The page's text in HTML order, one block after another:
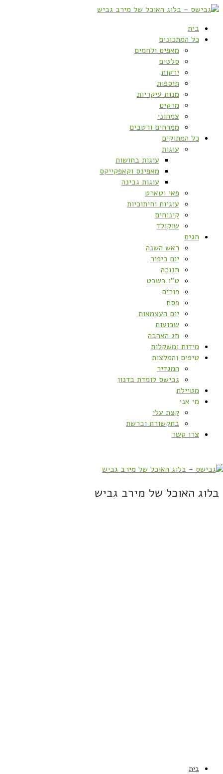
בית
כל המתכונים
מאפים ולחמים
סלטים
ירקות
תוספות
מנות עיקריות
מרקים
צמחוני
ממרחים ורטבים
כל המתוקים
עוגות
עוגות בחושות
מאפינס וקאפקייקס
עוגות גבינה
פאי וטארט
עוגיות וחיתוכיות
קינוחים
שוקולד
חגים
ראש השנה
יום כיפור
חנוכה
ט”ו בשבט
פורים
פסח
יום העצמאות
שבועות
חג האהבה
מידות ומשקלות
טיפים והמלצות
המגדיר
גבישס לומדת בדנון
מטיילת
מי אני
קצת עלי
בתקשורת וברשת
צרו קשר
בלוג האוכל של מירב גביש
בית